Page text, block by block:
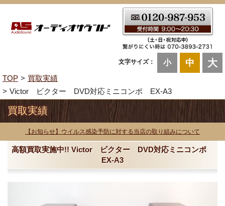
文字サイズ： 小 中 大
TOP
買取実績
Victor ビクター DVD対応ミニコンポ EX-A3
買取実績
【お知らせ】ウイルス感染予防に対する当店の取り組みについて
高額買取実施中!! Victor ビクター DVD対応ミニコンポ
EX-A3